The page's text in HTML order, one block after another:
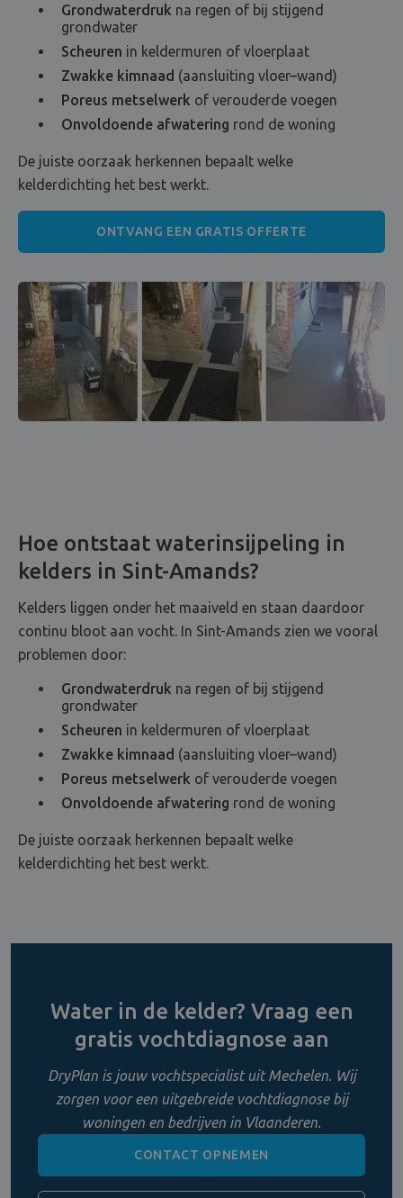
Grondwaterdruk na regen of bij stijgend
grondwater
Scheuren in keldermuren of vloerplaat
Zwakke kimnaad (aansluiting vloer–wand)
Poreus metselwerk of verouderde voegen
Onvoldoende afwatering rond de woning
De juiste oorzaak herkennen bepaalt welke
kelderdichting het best werkt.
ONTVANG EEN GRATIS OFFERTE
Hoe ontstaat waterinsijpeling in
kelders in Sint-Amands?
Kelders liggen onder het maaiveld en staan daardoor
continu bloot aan vocht. In Sint-Amands zien we vooral
problemen door:
Grondwaterdruk na regen of bij stijgend
grondwater
Scheuren in keldermuren of vloerplaat
Zwakke kimnaad (aansluiting vloer–wand)
Poreus metselwerk of verouderde voegen
Onvoldoende afwatering rond de woning
De juiste oorzaak herkennen bepaalt welke
kelderdichting het best werkt.
Water in de kelder? Vraag een
gratis vochtdiagnose aan
DryPlan is jouw vochtspecialist uit Mechelen. Wij
zorgen voor een uitgebreide vochtdiagnose bij
woningen en bedrijven in Vlaanderen.
CONTACT OPNEMEN